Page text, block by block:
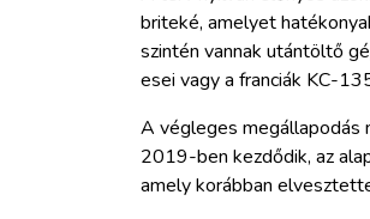
briteké, amelyet
szintén vannak utántöltő
esei vagy a franciák KC-
A végleges megállapodás
2019-ben kezdődik, az
amely korábban